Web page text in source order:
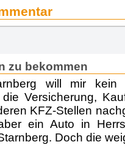
zu bekommen
will mir kein
Versicherung,
KFZ-Stellen
ein Auto in
Doch die